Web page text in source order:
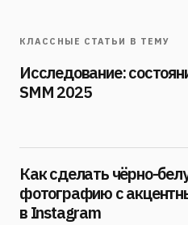
КЛАССНЫЕ СТАТЬИ В ТЕМУ
Исследование:
SMM 2025
Как сделать чёрно-
фотографию с
в Instagram